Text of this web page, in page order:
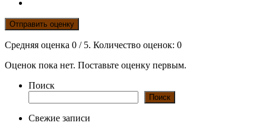
Отправить оценку
Средняя оценка 0 / 5. Количество оценок: 0
Оценок пока нет. Поставьте оценку первым.
Поиск
Поиск
Свежие записи